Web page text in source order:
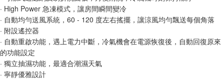
· High Power 急凍模式，讓房間瞬間變冷
· 自動均勻送風系統，60 - 120 度左右搖擺，讓涼風均勻飄送每個角落
· 附設遙控器
· 自動重啟功能，遇上電力中斷，冷氣機會在電源恢復後，自動回復原來
的功能設定
· 獨立抽濕功能，最適合潮濕天氣
· 寧靜優雅設計